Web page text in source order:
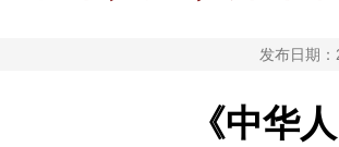
发布日期
《中华